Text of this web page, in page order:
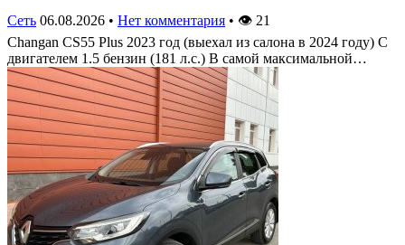
Сеть 06.08.2026 • Нет комментария • 👁 21
Changan CS55 Plus 2023 год (выехал из салона в 2024 году) С
двигателем 1.5 бензин (181 л.с.) В самой максимальной…